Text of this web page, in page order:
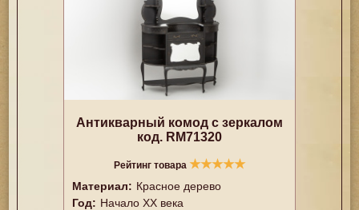
Антикварный комод с зеркалом
код. RM71320
Рейтинг товара ★★★★★
Материал: Красное дерево
Год: Начало XX века